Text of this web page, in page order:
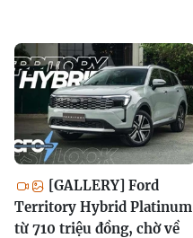
[GALLERY] Ford
Territory Hybrid Platinum
từ 710 triệu đồng, chờ về